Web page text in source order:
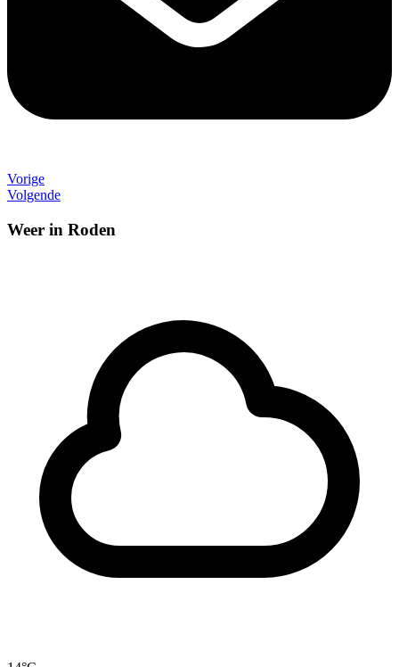
Vorige
Volgende
Weer in Roden